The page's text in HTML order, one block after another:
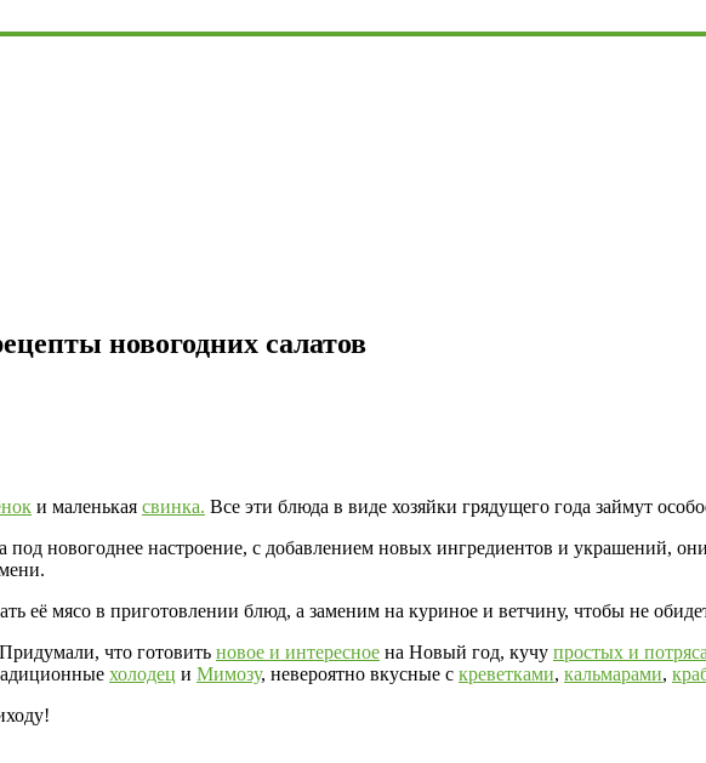
новогодних салатов
и маленькая свинка. Все эти блюда в виде хозяйки грядущего года займут
новогоднее настроение, с добавлением новых ингредиентов и украшений,
её мясо в приготовлении блюд, а заменим на куриное и ветчину, чтобы не
что готовить новое и интересное на Новый год, кучу простых и
холодец и Мимозу, невероятно вкусные с креветками, кальмарами,